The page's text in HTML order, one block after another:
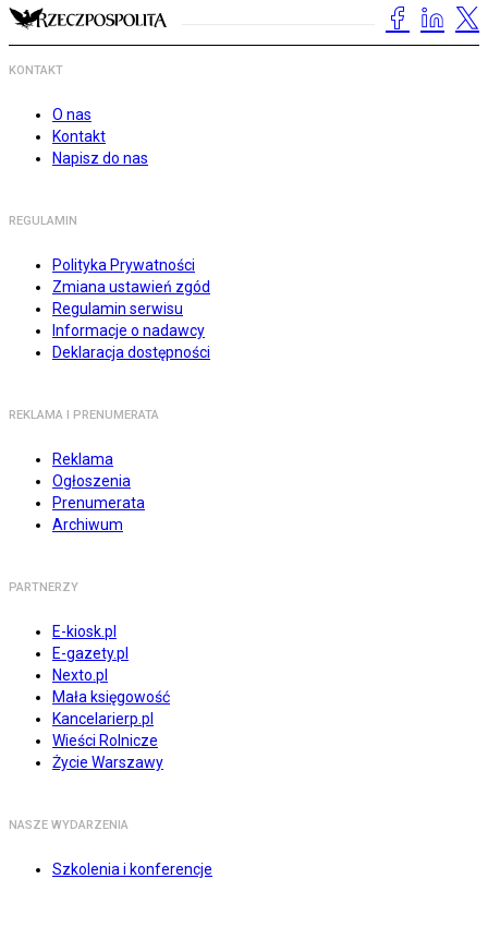
KONTAKT
O nas
Kontakt
Napisz do nas
REGULAMIN
Polityka Prywatności
Zmiana ustawień zgód
Regulamin serwisu
Informacje o nadawcy
Deklaracja dostępności
REKLAMA I PRENUMERATA
Reklama
Ogłoszenia
Prenumerata
Archiwum
PARTNERZY
E-kiosk.pl
E-gazety.pl
Nexto.pl
Mała księgowość
Kancelarierp.pl
Wieści Rolnicze
Życie Warszawy
NASZE WYDARZENIA
Szkolenia i konferencje